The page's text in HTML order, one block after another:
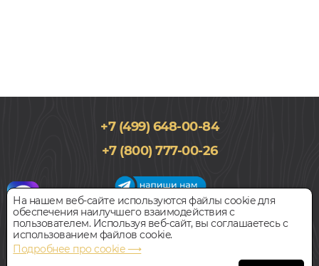
2266x188, 14мм
Дуб, Трехполосный, Лак, Кантри, Рустик, Натур
Цена за 1 м² 4 480руб.
БЫСТРЫЙ ЗАКАЗ КУПИТЬ
+7 (499) 648-00-84
+7 (800) 777-00-26
График работы салона
Пн-Вс с 09:00 до 21:00
Наш адрес:127018, г. Москва,
ул.Складочная, д.1, строение 9
На нашем веб-сайте используются файлы cookie для
обеспечения наилучшего взаимодействия с
пользователем. Используя веб-сайт, вы соглашаетесь с
использованием файлов cookie.
Подробнее про cookie ⟶